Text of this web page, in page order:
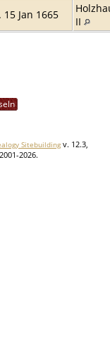
15 Jan 1665
II
Sitebuilding v. 12.3,
2026.